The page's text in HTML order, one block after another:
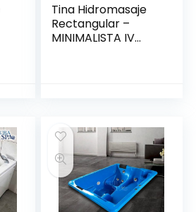
Tina Hidromasaje
Rectangular –
MINIMALISTA IV